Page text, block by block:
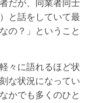
だが、同業者同士
と話をしていて最
の？」ということ
々に語れるほど状
な状況になってい
かでも多くのひと